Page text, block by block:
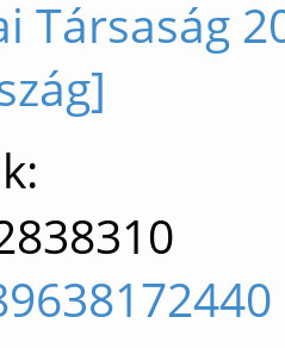
Társaság